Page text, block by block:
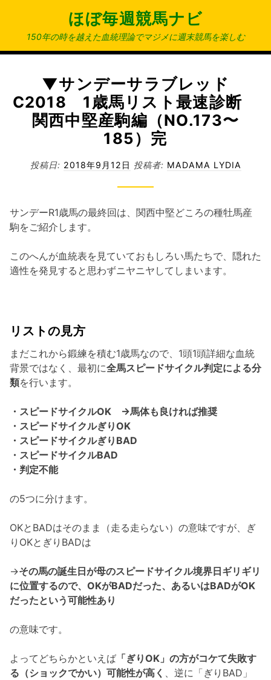
ン
ほぼ毎週競馬ナビ
150年の時を越えた血統理論でマジメに週末競馬を楽しむ
▼サンデーサラブレッド
C2018 1歳馬リスト最速診断
関西中堅産駒編（NO.173〜
185）完
投稿日: 2018年9月12日 投稿者: MADAMA LYDIA
サンデーR1歳馬の最終回は、関西中堅どころの種牡馬産
駒をご紹介します。
このへんが血統表を見ていておもしろい馬たちで、隠れた
適性を発見すると思わずニヤニヤしてしまいます。
リストの見方
まだこれから鍛練を積む1歳馬なので、1頭1頭詳細な血統
背景ではなく、最初に全馬スピードサイクル判定による分
類を行います。
・スピードサイクルOK →馬体も良ければ推奨
・スピードサイクルぎりOK
・スピードサイクルぎりBAD
・スピードサイクルBAD
・判定不能
の5つに分けます。
OKとBADはそのまま（走る走らない）の意味ですが、ぎ
りOKとぎりBADは
→その馬の誕生日が母のスピードサイクル境界日ギリギリ
に位置するので、OKがBADだった、あるいはBADがOK
だったという可能性あり
の意味です。
よってどちらかといえば 「ぎりOK」の方がコケて失敗す
る（ショックでかい）可能性が高く 、逆に「ぎりBAD」